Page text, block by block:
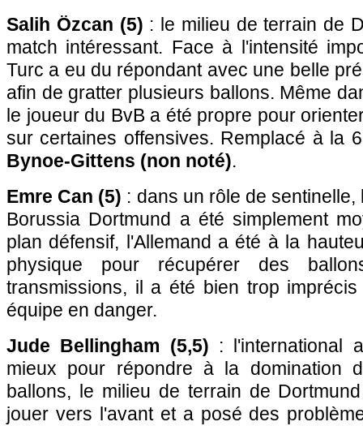
Salih Özcan (5) : le milieu de terrain de
match intéressant. Face à l'intensité
Turc a eu du répondant avec une belle
afin de gratter plusieurs ballons. Même
le joueur du BvB a été propre pour
sur certaines offensives. Remplacé à la
Bynoe-Gittens (non noté).
Emre Can (5) : dans un rôle de
Borussia Dortmund a été simplement
plan défensif, l'Allemand a été à la
physique pour récupérer des
transmissions, il a été bien trop
équipe en danger.
Jude Bellingham (5,5) : l'international
mieux pour répondre à la domination
ballons, le milieu de terrain de
jouer vers l'avant et a posé des